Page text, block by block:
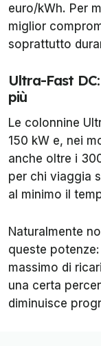
euro/kWh. Per
miglior
soprattutto
Ultra-Fast
più
Le colonnine
150 kW e, nei
anche oltre i
per chi viaggia
al minimo il
Naturalmente
queste
massimo di
una certa
diminuisce